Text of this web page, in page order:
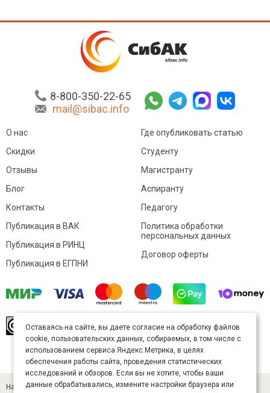
8-800-350-22-65
mail@sibac.info
О нас
Скидки
Отзывы
Блог
Контакты
Где опубликовать статью
Студенту
Магистранту
Аспиранту
Педагогу
Публикация в ВАК
Публикация в РИНЦ
Публикация в ЕГПНИ
Политика обработки
персональных данных
Договор оферты
произведение доступно полицензии Creative
Commons «Attribution» («Атрибуция») 4.0
Непортированная.
Карта сайта
Научный журнал «Студенческий» (ISSN 2541-9412). Издатель — ООО
Оставаясь на сайте, вы даете согласие на обработку файлов
cookie, пользовательских данных, собираемых, в том числе с
использованием сервиса Яндекс.Метрика, в целях
обеспечения работы сайта, проведения статистических
исследований и обзоров. Если вы не хотите, чтобы ваши
данные обрабатывались, измените настройки браузера или